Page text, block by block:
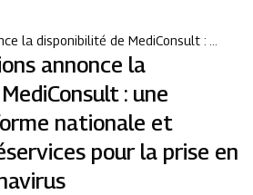
la disponibilité de MediConsult : …
annonce la
: une
nationale et
pour la prise en